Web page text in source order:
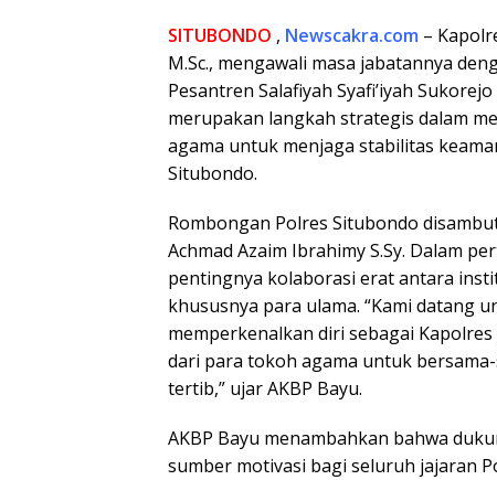
SITUBONDO , Newscakra.com –
M.Sc., mengawali masa jabatannya
Pesantren Salafiyah Syafi’iyah
merupakan langkah strategis dalam
agama untuk menjaga stabilitas
Situbondo.
Rombongan Polres Situbondo
Achmad Azaim Ibrahimy S.Sy. Dalam
pentingnya kolaborasi erat antara
khususnya para ulama. “Kami datang
memperkenalkan diri sebagai
dari para tokoh agama untuk
tertib,” ujar AKBP Bayu.
AKBP Bayu menambahkan bahwa
sumber motivasi bagi seluruh jajaran